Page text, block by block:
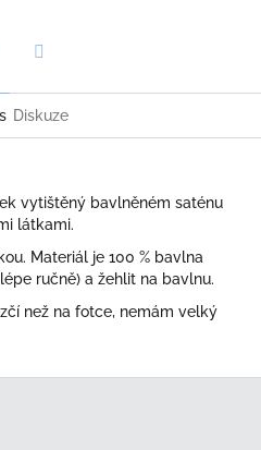
Diskuze
vytištěný bavlněném saténu
látkami.
Materiál je 100 % bavlna
ručně) a žehlit na bavlnu.
než na fotce, nemám velký